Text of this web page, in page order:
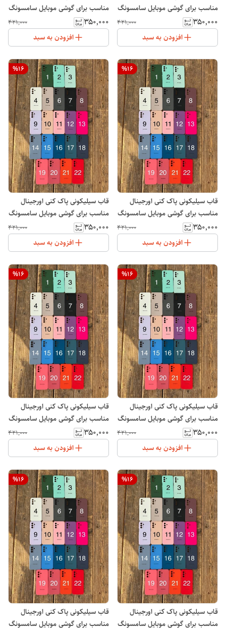
مناسب برای گوشی موبایل سامسونگ
Galaxy S24 FE
۳۵۰٬۰۰۰ ۴۲۱٬۰۰۰
افزودن به سبد
مناسب برای گوشی موبایل سامسونگ
Galaxy S23 FE
۳۵۰٬۰۰۰ ۴۲۱٬۰۰۰
افزودن به سبد
%16
قاب سیلیکونی پاک کنی اورجینال
مناسب برای گوشی موبایل سامسونگ
Galaxy A55
۳۵۰٬۰۰۰ ۴۲۱٬۰۰۰
افزودن به سبد
%16
قاب سیلیکونی پاک کنی اورجینال
مناسب برای گوشی موبایل سامسونگ
Galaxy A50
۳۵۰٬۰۰۰ ۴۲۱٬۰۰۰
افزودن به سبد
%16
قاب سیلیکونی پاک کنی اورجینال
مناسب برای گوشی موبایل سامسونگ
Galaxy A35
۳۵۰٬۰۰۰ ۴۲۱٬۰۰۰
افزودن به سبد
%16
قاب سیلیکونی پاک کنی اورجینال
مناسب برای گوشی موبایل سامسونگ
Galaxy A26
۳۵۰٬۰۰۰ ۴۲۱٬۰۰۰
افزودن به سبد
%16
قاب سیلیکونی پاک کنی اورجینال
مناسب برای گوشی موبایل سامسونگ
%16
قاب سیلیکونی پاک کنی اورجینال
مناسب برای گوشی موبایل سامسونگ